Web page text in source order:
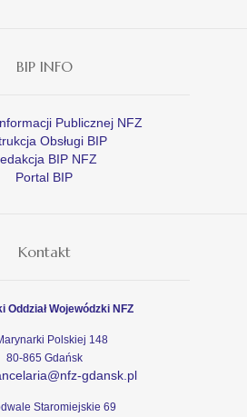
BIP INFO
Publicznej NFZ
Obsługi BIP
BIP NFZ
Portal BIP
Kontakt
Oddział Wojewódzki NFZ
Polskiej 148
80-865 Gdańsk
gdansk.pl
Staromiejskie 69